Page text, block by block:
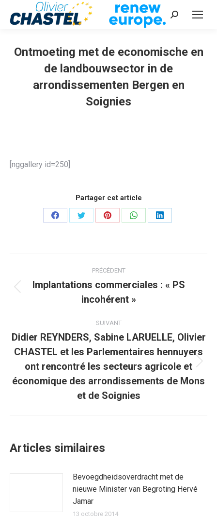
Recherche
Ontmoeting met de economische en
de landbouwsector in de
arrondissementen Bergen en
Soignies
[nggallery id=250]
Partager cet article
PartagerPartagerPartagerPartagerPartager
article
PRÉCÉDENT
précédent
Implantations commerciales : « PS
incohérent »
SUIVANT
Article
suivant
Didier REYNDERS, Sabine LARUELLE, Olivier
CHASTEL et les Parlementaires hennuyers
ont rencontré les secteurs agricole et
économique des arrondissements de Mons
et de Soignies
Articles similaires
Bevoegdheidsoverdracht met de
nieuwe Minister van Begroting Hervé
Jamar
13 octobre 2014